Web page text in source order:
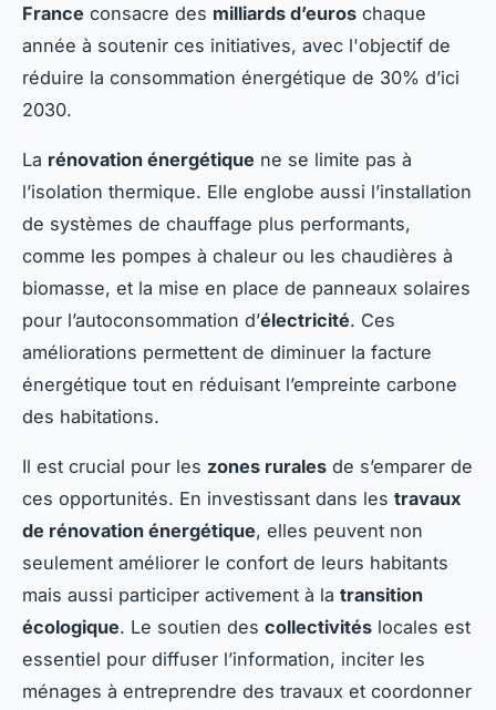
France consacre des milliards d’euros chaque
année à soutenir ces initiatives, avec l'objectif de
réduire la consommation énergétique de 30% d’ici
2030.
La rénovation énergétique ne se limite pas à
l’isolation thermique. Elle englobe aussi l’installation
de systèmes de chauffage plus performants,
comme les pompes à chaleur ou les chaudières à
biomasse, et la mise en place de panneaux solaires
pour l’autoconsommation d’électricité. Ces
améliorations permettent de diminuer la facture
énergétique tout en réduisant l’empreinte carbone
des habitations.
Il est crucial pour les zones rurales de s’emparer de
ces opportunités. En investissant dans les travaux
de rénovation énergétique, elles peuvent non
seulement améliorer le confort de leurs habitants
mais aussi participer activement à la transition
écologique. Le soutien des collectivités locales est
essentiel pour diffuser l’information, inciter les
ménages à entreprendre des travaux et coordonner